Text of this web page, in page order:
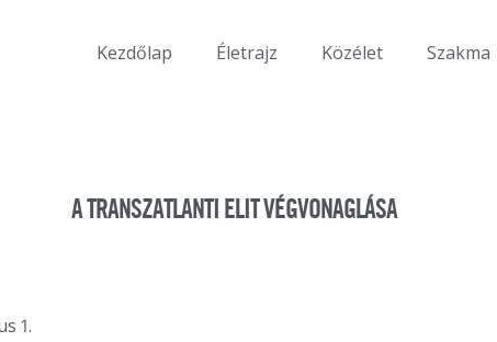
Kezdőlap Életrajz Közélet Szakma
A TRANSZATLANTI ELIT VÉGVONAGLÁSA
1.